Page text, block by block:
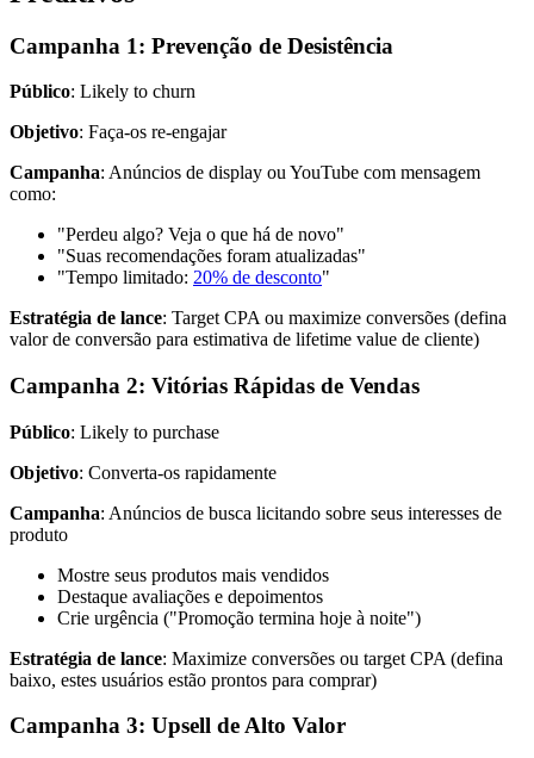
Campanha 1: Prevenção de Desistência
Público: Likely to churn
Objetivo: Faça-os re-engajar
Campanha: Anúncios de display ou YouTube com mensagem
como:
"Perdeu algo? Veja o que há de novo"
"Suas recomendações foram atualizadas"
"Tempo limitado: 20% de desconto"
Estratégia de lance: Target CPA ou maximize conversões (defina
valor de conversão para estimativa de lifetime value de cliente)
Campanha 2: Vitórias Rápidas de Vendas
Público: Likely to purchase
Objetivo: Converta-os rapidamente
Campanha: Anúncios de busca licitando sobre seus interesses de
produto
Mostre seus produtos mais vendidos
Destaque avaliações e depoimentos
Crie urgência ("Promoção termina hoje à noite")
Estratégia de lance: Maximize conversões ou target CPA (defina
baixo, estes usuários estão prontos para comprar)
Campanha 3: Upsell de Alto Valor